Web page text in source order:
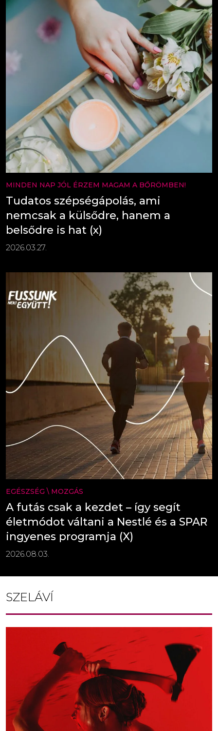
MINDEN NAP JÓL ÉRZEM MAGAM A BŐRÖMBEN!
Tudatos szépségápolás, ami
nemcsak a külsődre, hanem a
belsődre is hat (x)
2026.03.27.
EGÉSZSÉG \ MOZGÁS
A futás csak a kezdet – így segít
életmódot váltani a Nestlé és a SPAR
ingyenes programja (X)
2026.08.03.
SZELÁVÍ